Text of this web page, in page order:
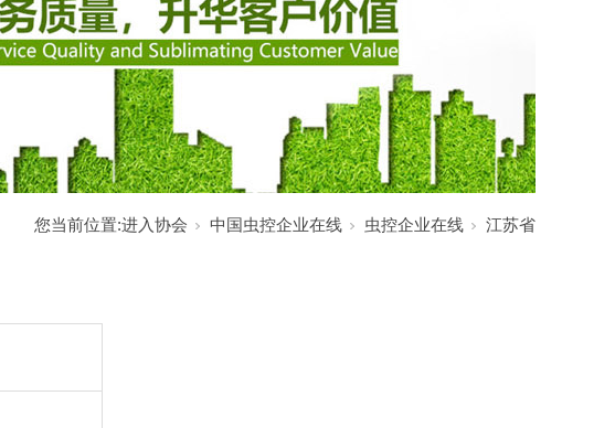
您当前位置:进入协会 中国虫控企业在线 虫控企业在线 江苏省